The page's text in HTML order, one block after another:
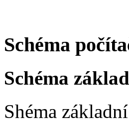
Schéma
Schéma
Shéma